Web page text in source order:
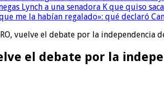
Lynch a una senadora K que quiso
me la habían regalado»: qué declaró
vuelve el debate por la independencia
el debate por la